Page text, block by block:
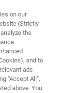
AFM
on our
(Strictly
the
and to
ads
"Accept All",
above. You